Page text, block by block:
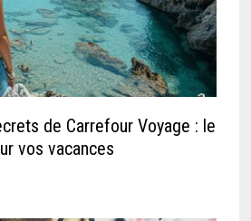
de Carrefour Voyage : le
vos vacances